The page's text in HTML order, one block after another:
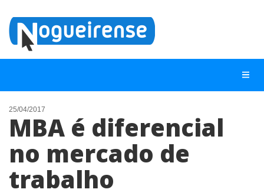
NOTÍCIAS
LISTA DIGITAL
TELEFONES ÚTEIS
25/04/2017
MBA é diferencial
no mercado de
trabalho